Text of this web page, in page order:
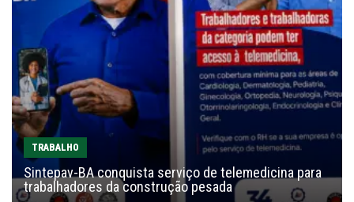
TRABALHO
Sintepav-BA conquista serviço de telemedicina para
trabalhadores da construção pesada